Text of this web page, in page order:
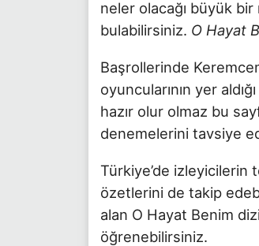
neler olacağı büyük
bulabilirsiniz. O Hayat
Başrollerinde
oyuncularının yer
hazır olur olmaz bu
denemelerini tavsiye
Türkiye’de izleyicilerin
özetlerini de takip
alan O Hayat Benim
öğrenebilirsiniz.